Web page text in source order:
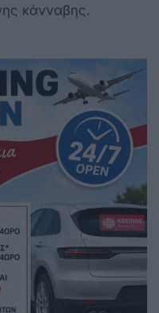
κάνναβης.